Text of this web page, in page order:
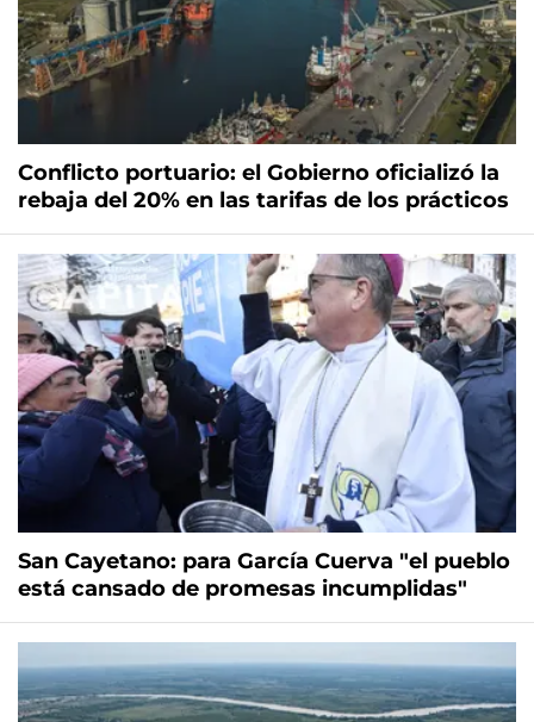
Conflicto portuario: el Gobierno oficializó la
rebaja del 20% en las tarifas de los prácticos
San Cayetano: para García Cuerva "el pueblo
está cansado de promesas incumplidas"